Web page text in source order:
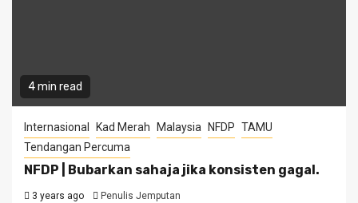
4 min read
Internasional Kad Merah Malaysia NFDP TAMU
Tendangan Percuma
NFDP | Bubarkan sahaja jika konsisten gagal.
3 years ago Penulis Jemputan